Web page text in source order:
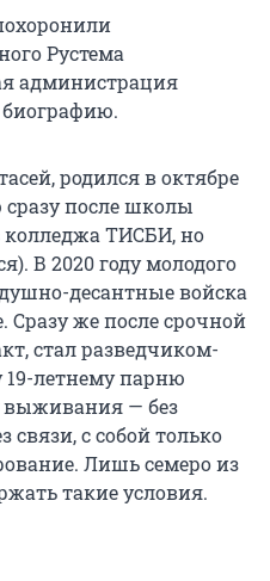
Рустема
администрация
родился в октябре
после школы
колледжа ТИСБИ, но
В 2020 году молодого
десантные войска
Сразу же после срочной
стал разведчиком-
летнему парню
— без
связи, с собой только
Лишь семеро из
такие условия.